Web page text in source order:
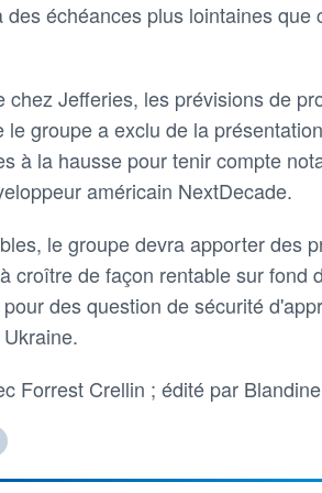
échéances plus lointaines que
Jefferies, les prévisions de
groupe a exclu de la
à la hausse pour tenir compte
américain NextDecade.
le groupe devra apporter des
croître de façon rentable sur fond
des question de sécurité
Forrest Crellin ; édité par